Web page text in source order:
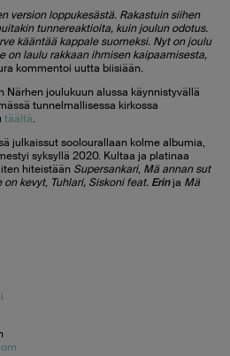
version loppukesästä. Rakastuin siihen
tunnereaktioita, kuin joulun odotus.
kääntää kappale suomeksi. Nyt on joulu
on laulu rakkaan ihmisen kaipaamisesta,
kommentoi uutta biisiään.
Närhen joulukuun alussa käynnistyvällä
tunnelmallisessa kirkossa
täältä.
julkaissut soolourallaan kolme albumia,
syksyllä 2020. Kultaa ja platinaa
hiteistään Supersankari, Mä annan sut
on kevyt, Tuhlari, Siskoni feat. Erinja Mä